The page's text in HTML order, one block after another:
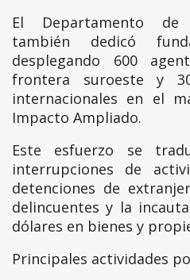
El Departamento de
también dedicó
desplegando 600
frontera suroeste y
internacionales en el
Impacto Ampliado.
Este esfuerzo se
interrupciones de
detenciones de
delincuentes y la
dólares en bienes y
Principales actividades